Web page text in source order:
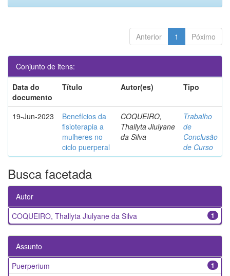
Anterior 1 Póximo
Conjunto de itens:
Data do
documento
Título Autor(es) Tipo
19-Jun-2023
Benefícios da
fisioterapia a
mulheres no
ciclo puerperal
COQUEIRO,
Thallyta Jiulyane
da Silva
Trabalho
de
Conclusão
de Curso
Busca facetada
Autor
1
COQUEIRO, Thallyta Jiulyane da Silva
Assunto
1
Puerperium